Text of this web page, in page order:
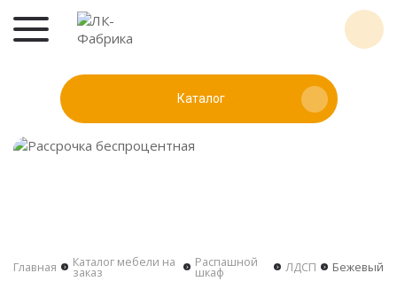
Каталог
Главная Каталог мебели на
заказ
Распашной
шкаф ЛДСП Бежевый